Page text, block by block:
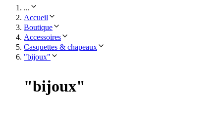
...
Accueil
Boutique
Accessoires
Casquettes & chapeaux
"bijoux"
"bijoux"